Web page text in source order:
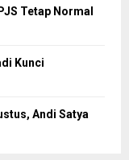
Tetap Normal
Kunci
Andi Satya